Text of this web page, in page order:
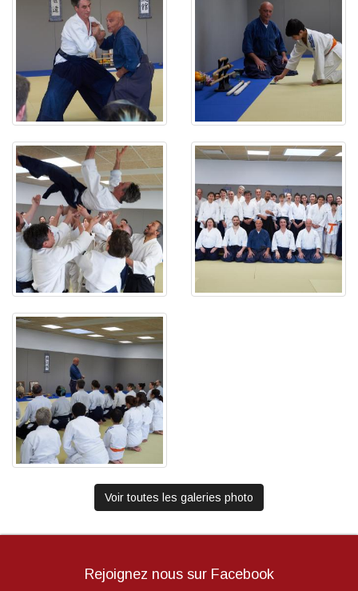
Voir toutes les galeries photo
Rejoignez nous sur Facebook